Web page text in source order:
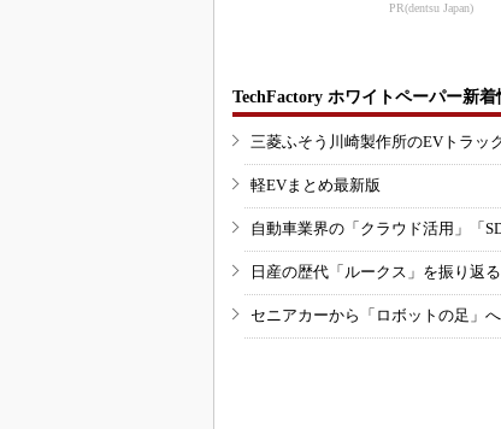
PR(dentsu Japan)
TechFactory ホワイトペーパー新着
三菱ふそう川崎製作所のEVトラッ
軽EVまとめ最新版
自動車業界の「クラウド活用」「
日産の歴代「ルークス」を振り返る
セニアカーから「ロボットの足」へ